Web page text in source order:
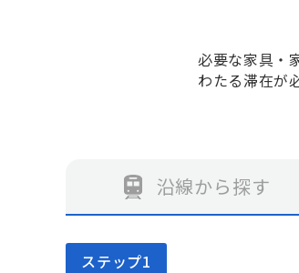
必要な家具・
わたる滞在が
沿線から探す
ステップ1